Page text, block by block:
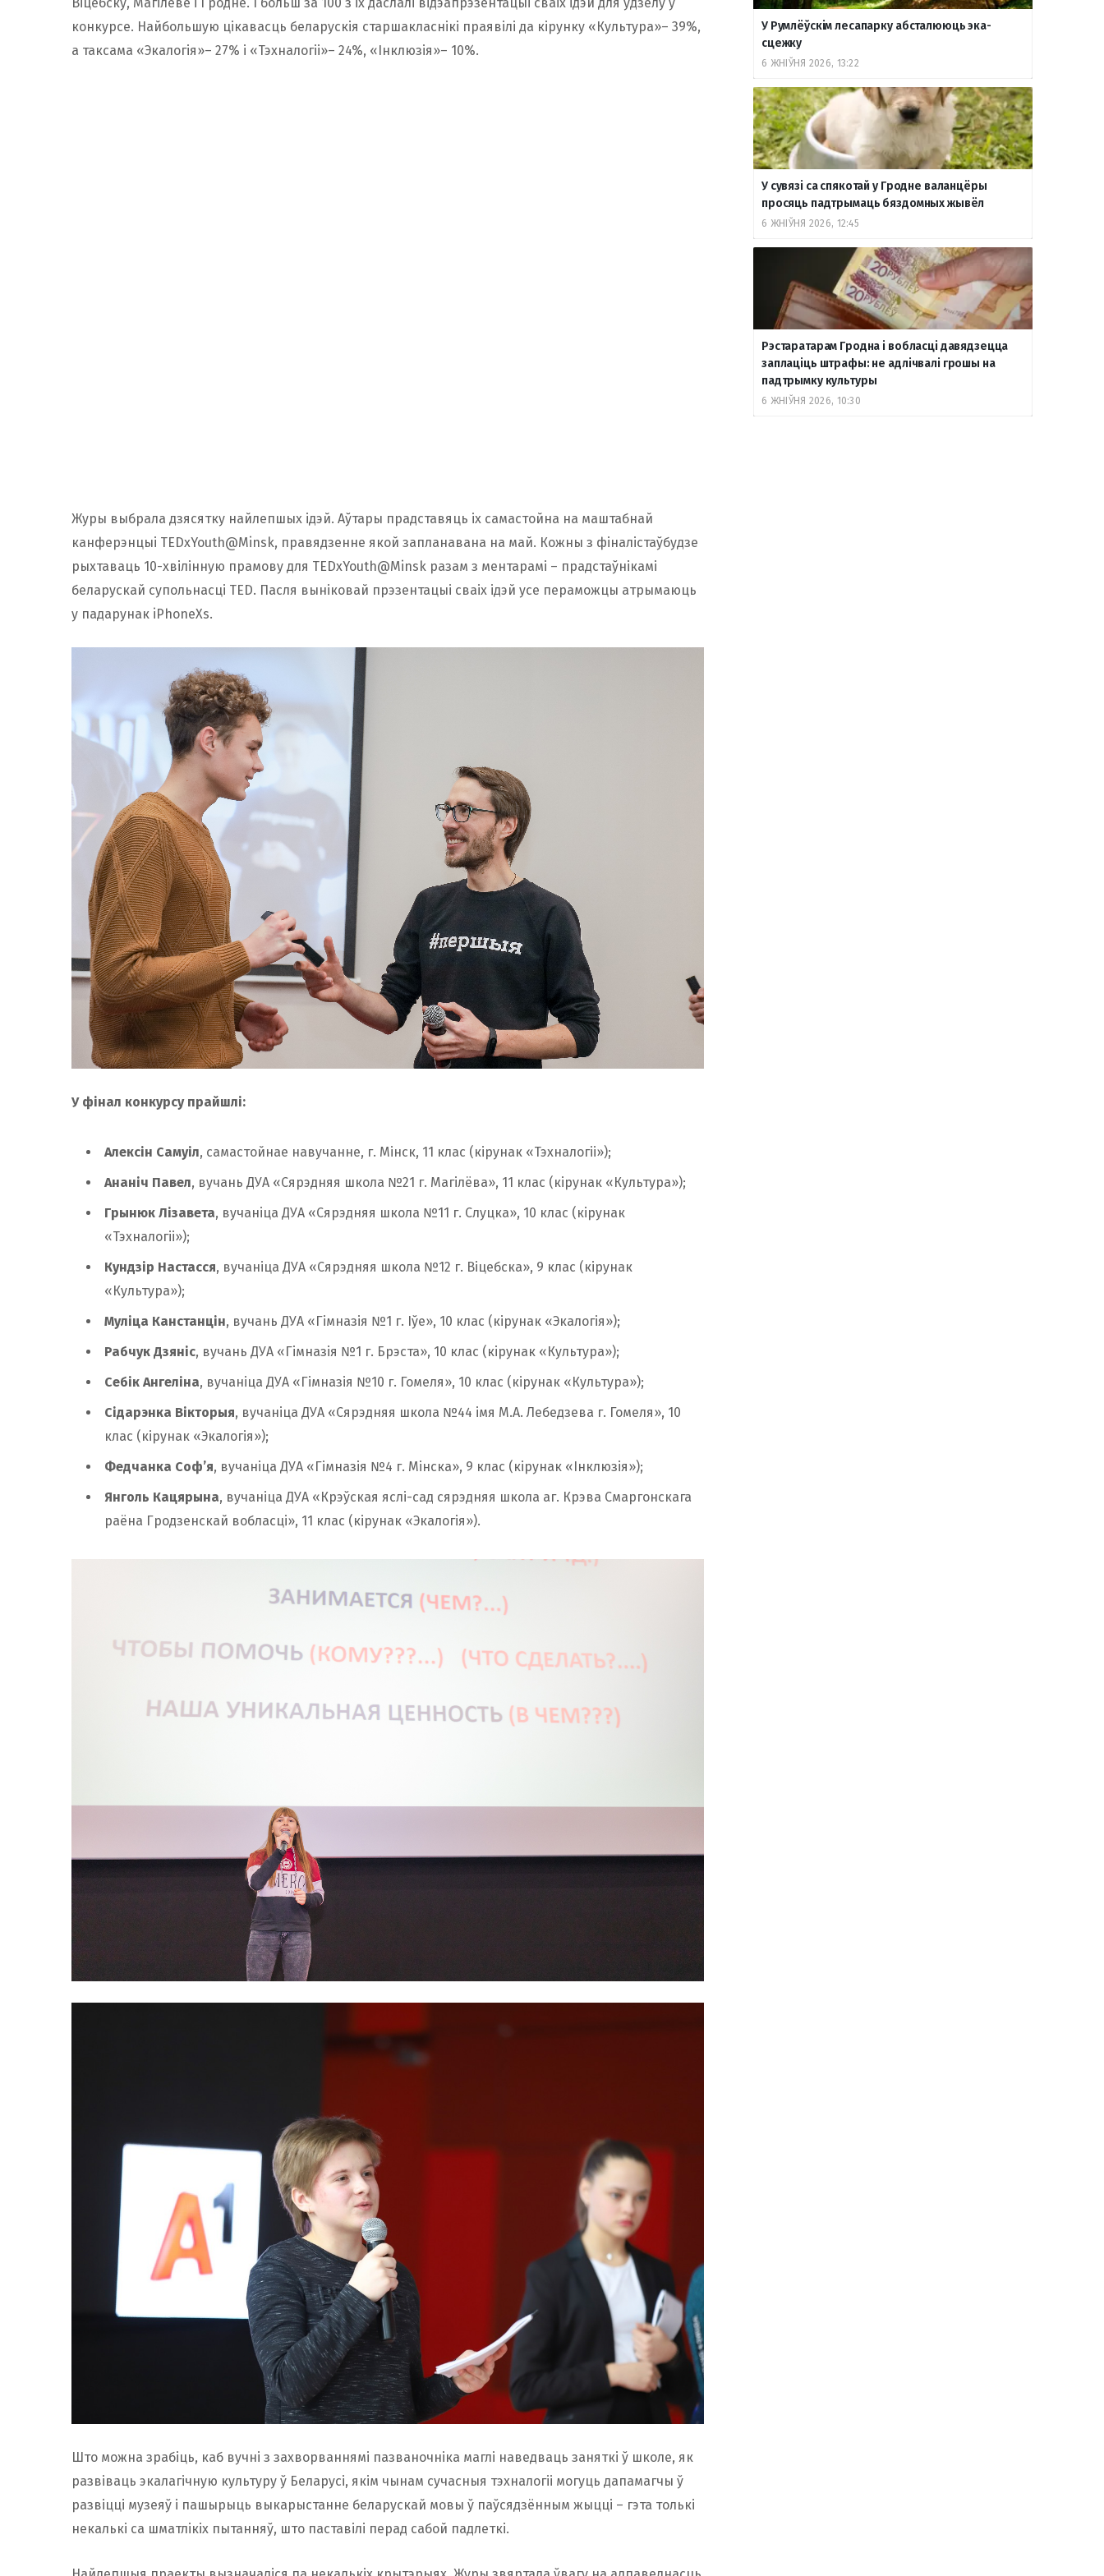
конкурсе. Найбольшую цікавасць беларускія старшакласнікі праявілі да кірунку «Культура»– 39%,
а таксама «Экалогія»– 27% і «Тэхналогіі»– 24%, «Інклюзія»– 10%.
Журы выбрала дзясятку найлепшых ідэй. Аўтары прадставяць іх самастойна на маштабнай
канферэнцыі TEDxYouth@Minsk, правядзенне якой запланавана на май. Кожны з фіналістаўбудзе
рыхтаваць 10-хвілінную прамову для TEDxYouth@Minsk разам з ментарамі – прадстаўнікамі
беларускай супольнасці TED. Пасля выніковай прэзентацыі сваіх ідэй усе пераможцы атрымаюць
у падарунак iPhoneXs.
У фінал конкурсу прайшлі:
Алексін Самуіл, самастойнае навучанне, г. Мінск, 11 клас (кірунак «Тэхналогіі»);
Ананіч Павел, вучань ДУА «Сярэдняя школа №21 г. Магілёва», 11 клас (кірунак «Культура»);
Грынюк Лізавета, вучаніца ДУА «Сярэдняя школа №11 г. Слуцка», 10 клас (кірунак
«Тэхналогіі»);
Кундзір Настасся, вучаніца ДУА «Сярэдняя школа №12 г. Віцебска», 9 клас (кірунак
«Культура»);
Муліца Канстанцін, вучань ДУА «Гімназія №1 г. Іўе», 10 клас (кірунак «Экалогія»);
Рабчук Дзяніс, вучань ДУА «Гімназія №1 г. Брэста», 10 клас (кірунак «Культура»);
Себік Ангеліна, вучаніца ДУА «Гімназія №10 г. Гомеля», 10 клас (кірунак «Культура»);
Сідарэнка Вікторыя, вучаніца ДУА «Сярэдняя школа №44 імя М.А. Лебедзева г. Гомеля», 10
клас (кірунак «Экалогія»);
Федчанка Соф’я, вучаніца ДУА «Гімназія №4 г. Мінска», 9 клас (кірунак «Інклюзія»);
Янголь Кацярына, вучаніца ДУА « Крэўская яслі-сад сярэдняя школа аг. Крэва Смаргонскага
раёна Гродзенскай вобласці», 11 клас (кірунак «Экалогія»).
Што можна зрабіць, каб вучні з захворваннямі пазваночніка маглі наведваць заняткі ў школе, як
развіваць экалагічную культуру ў Беларусі, якім чынам сучасныя тэхналогіі могуць дапамагчы ў
развіцці музеяў і пашырыць выкарыстанне беларускай мовы ў паўсядзённым жыцці – гэта толькі
некалькі са шматлікіх пытанняў, што паставілі перад сабой падлеткі.
У Румлёўскім лесапарку абсталююць эка-
сцежку
6 ЖНІЎНЯ 2026, 13:22
У сувязі са спякотай у Гродне валанцёры
просяць падтрымаць бяздомных жывёл
6 ЖНІЎНЯ 2026, 12:45
Рэстаратарам Гродна і вобласці давядзецца
заплаціць штрафы: не адлічвалі грошы на
падтрымку культуры
6 ЖНІЎНЯ 2026, 10:30